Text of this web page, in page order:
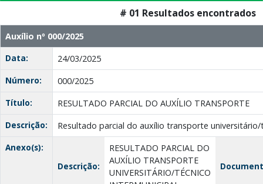
# 01 Resultados encontrados
Auxílio nº 000/2025
Data:
24/03/2025
Número:
000/2025
Título:
RESULTADO PARCIAL DO AUXÍLIO TRANSPORTE
Descrição:
Resultado parcial do auxílio transporte
Anexo(s):
Descrição:
RESULTADO PARCIAL DO
AUXÍLIO TRANSPORTE
UNIVERSITÁRIO/TÉCNICO